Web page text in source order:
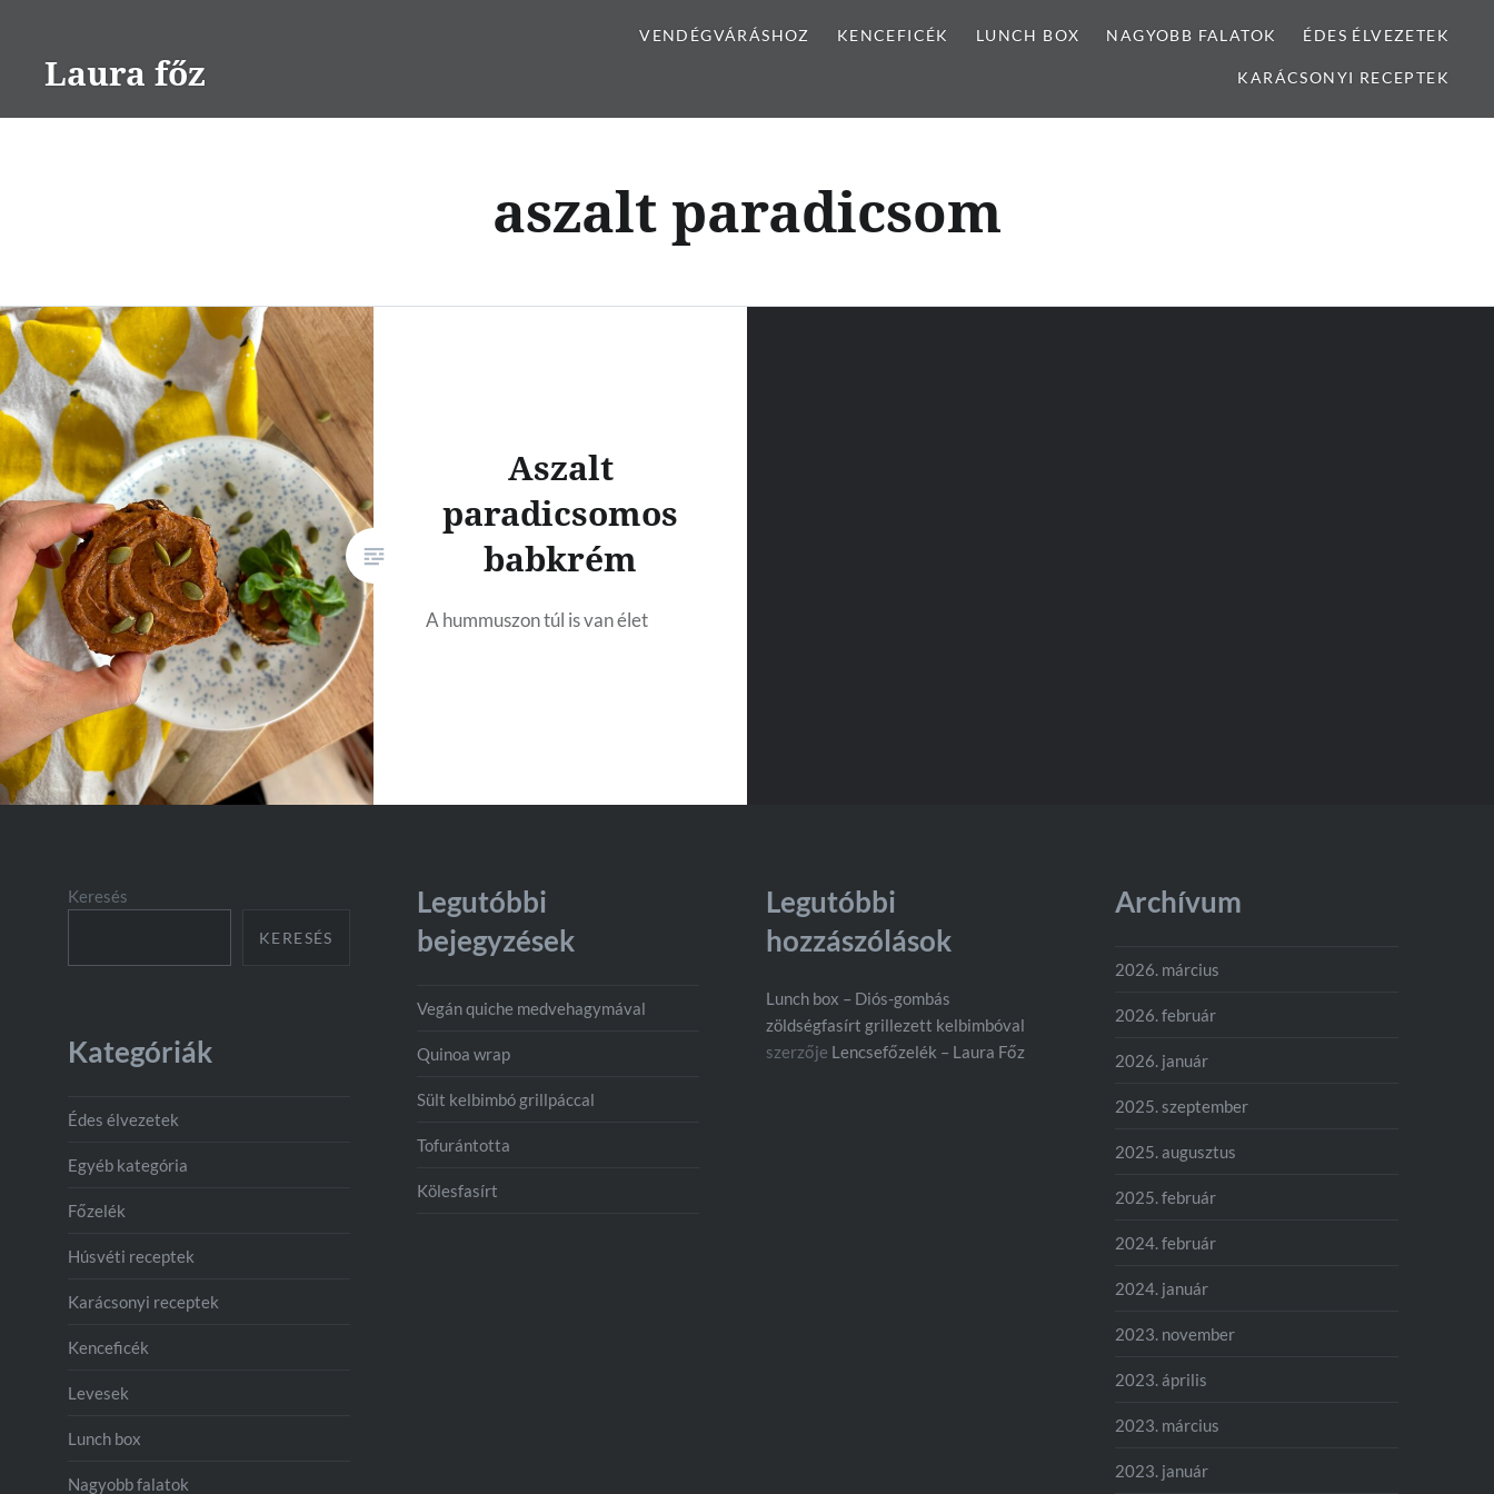
Laura főz
VENDÉGVÁRÁSHOZ KENCEFICÉK LUNCH BOX NAGYOBB FALATOK ÉDES ÉLVEZETEK
KARÁCSONYI RECEPTEK
aszalt paradicsom
Aszalt
paradicsomos
babkrém
A hummuszon túl is van élet
Keresés
KERESÉS
Legutóbbi
bejegyzések
Vegán quiche medvehagymával
Quinoa wrap
Sült kelbimbó grillpáccal
Tofurántotta
Kölesfasírt
Legutóbbi
hozzászólások
Lunch box – Diós-gombás
zöldségfasírt grillezett kelbimbóval
szerzője Lencsefőzelék – Laura Főz
Archívum
2026. március
2026. február
2026. január
2025. szeptember
2025. augusztus
2025. február
2024. február
2024. január
2023. november
2023. április
2023. március
2023. január
Kategóriák
Édes élvezetek
Egyéb kategória
Főzelék
Húsvéti receptek
Karácsonyi receptek
Kenceficék
Levesek
Lunch box
Nagyobb falatok